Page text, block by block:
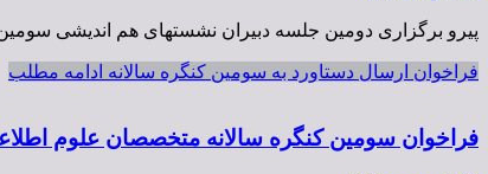
پیرو برگزاری دومین جلسه دبیران نشستهای هم اندیشی
فراخوان ارسال دستاورد به سومین کنگره سالانه ادامه مطلب
فراخوان سومین کنگره سالانه متخصصان علوم